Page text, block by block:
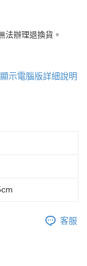
法辦理退換貨。
顯示電腦版詳細說明
客服